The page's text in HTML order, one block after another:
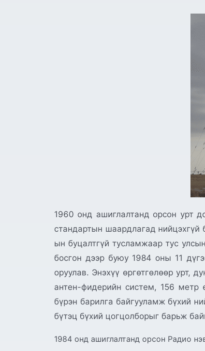
1960 онд ашиглалтанд орсон урт
стандартын шаардлагад
ын буцалтгүй тусламжаар тус
босгон дээр буюу 1984 оны 11
оруулав. Энэхүү өргөтгөлөөр
антен-фидерийн систем, 156
бүрэн барилга байгууламж бүхий
бүтэц бүхий цогцолборыг барьж
1984 онд ашиглалтанд орсон Радио